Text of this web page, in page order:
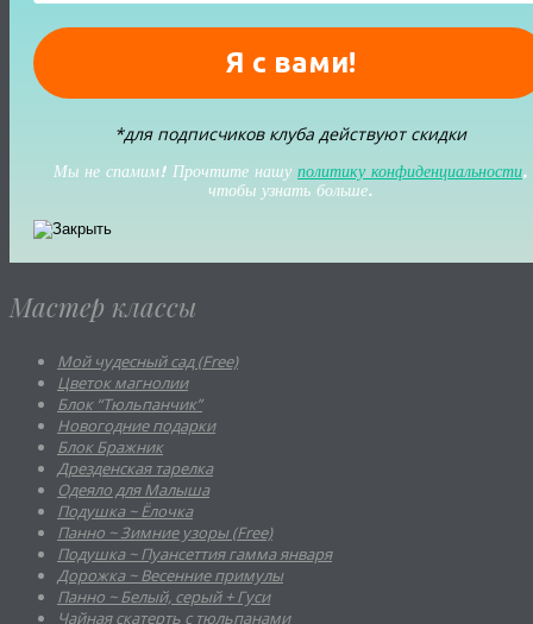
*для подписчиков клуба действуют скидки
Мы не спамим! Прочтите нашу политику конфиденциальности,
чтобы узнать больше.
Мастер классы
Мой чудесный сад (Free)
Цветок магнолии
Блок “Тюльпанчик”
Новогодние подарки
Блок Бражник
Дрезденская тарелка
Одеяло для Малыша
Подушка ~ Ёлочка
Панно ~ Зимние узоры (Free)
Подушка ~ Пуансеттия гамма января
Дорожка ~ Весенние примулы
Панно ~ Белый, серый + Гуси
Чайная скатерть с тюльпанами